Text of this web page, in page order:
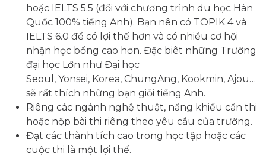
hoặc IELTS 5.5 (đối với chương trình du học Hàn
Quốc 100% tiếng Anh). Bạn nên có TOPIK 4 và
IELTS 6.0 để có lợi thế hơn và có nhiều cơ hội
nhận học bổng cao hơn. Đặc biêt những Trường
đại học Lớn như Đại học
Seoul, Yonsei, Korea, ChungAng, Kookmin, Ajou…
sẽ rất thích những bạn giỏi tiếng Anh.
Riêng các ngành nghệ thuật, năng khiếu cần thi
hoặc nộp bài thi riêng theo yêu cầu của trường.
Đạt các thành tích cao trong học tập hoặc các
cuộc thi là một lợi thế.